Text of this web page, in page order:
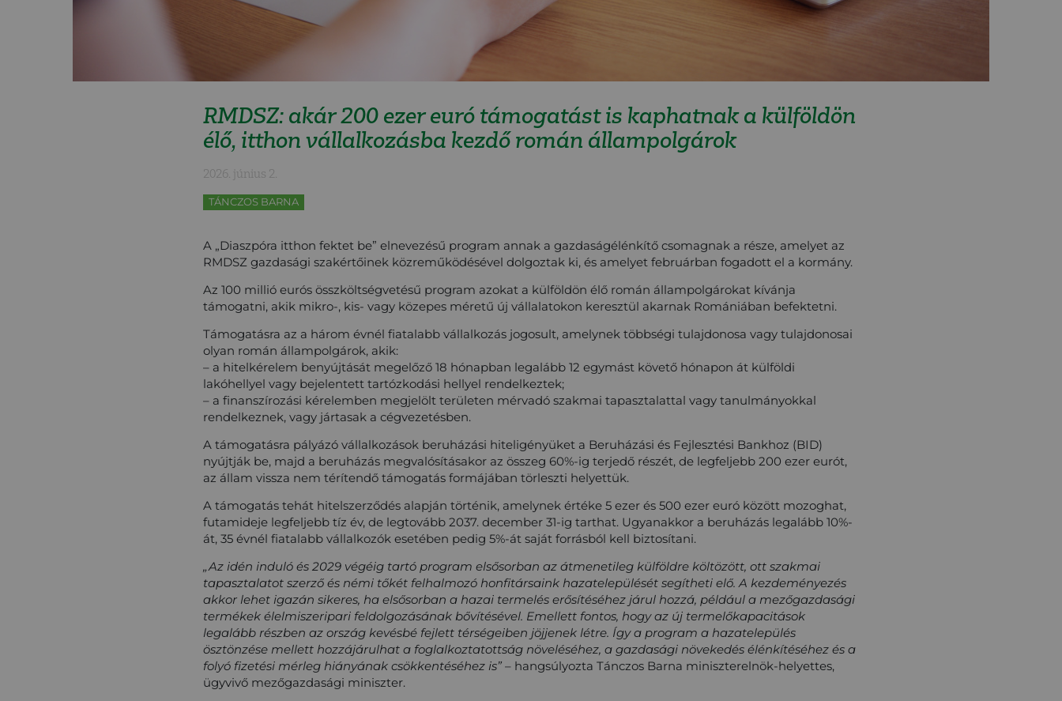
RMDSZ: akár 200 ezer euró támogatást is kaphatnak a külföldön
élő, itthon vállalkozásba kezdő román állampolgárok
2026. június 2.
TÁNCZOS BARNA
A „Diaszpóra itthon fektet be” elnevezésű program annak a gazdaságélénkítő csomagnak a része, amelyet az
RMDSZ gazdasági szakértőinek közreműködésével dolgoztak ki, és amelyet februárban fogadott el a kormány.
Az 100 millió eurós összköltségvetésű program azokat a külföldön élő román állampolgárokat kívánja
támogatni, akik mikro-, kis- vagy közepes méretű új vállalatokon keresztül akarnak Romániában befektetni.
Támogatásra az a három évnél fiatalabb vállalkozás jogosult, amelynek többségi tulajdonosa vagy tulajdonosai
olyan román állampolgárok, akik:
– a hitelkérelem benyújtását megelőző 18 hónapban legalább 12 egymást követő hónapon át külföldi
lakóhellyel vagy bejelentett tartózkodási hellyel rendelkeztek;
– a finanszírozási kérelemben megjelölt területen mérvadó szakmai tapasztalattal vagy tanulmányokkal
rendelkeznek, vagy jártasak a cégvezetésben.
A támogatásra pályázó vállalkozások beruházási hiteligényüket a Beruházási és Fejlesztési Bankhoz (BID)
nyújtják be, majd a beruházás megvalósításakor az összeg 60%-ig terjedő részét, de legfeljebb 200 ezer eurót,
az állam vissza nem térítendő támogatás formájában törleszti helyettük.
A támogatás tehát hitelszerződés alapján történik, amelynek értéke 5 ezer és 500 ezer euró között mozoghat,
futamideje legfeljebb tíz év, de legtovább 2037. december 31-ig tarthat. Ugyanakkor a beruházás legalább 10%-
át, 35 évnél fiatalabb vállalkozók esetében pedig 5%-át saját forrásból kell biztosítani.
„Az idén induló és 2029 végéig tartó program elsősorban az átmenetileg külföldre költözött, ott szakmai
tapasztalatot szerző és némi tőkét felhalmozó honfitársaink hazatelepülését segítheti elő. A kezdeményezés
akkor lehet igazán sikeres, ha elsősorban a hazai termelés erősítéséhez járul hozzá, például a mezőgazdasági
termékek élelmiszeripari feldolgozásának bővítésével. Emellett fontos, hogy az új termelőkapacitások
legalább részben az ország kevésbé fejlett térségeiben jöjjenek létre. Így a program a hazatelepülés
ösztönzése mellett hozzájárulhat a foglalkoztatottság növeléséhez, a gazdasági növekedés élénkítéséhez és a
folyó fizetési mérleg hiányának csökkentéséhez is” – hangsúlyozta Tánczos Barna miniszterelnök-helyettes,
ügyvivő mezőgazdasági miniszter.